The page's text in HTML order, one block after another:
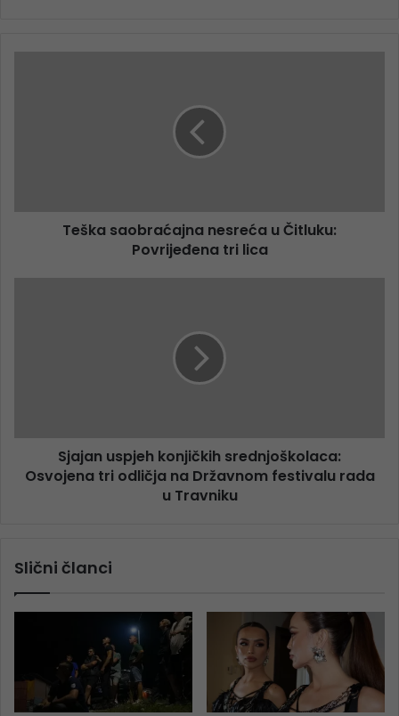
Teška saobraćajna nesreća u Čitluku:
Povrijeđena tri lica
Sjajan uspjeh konjičkih srednjoškolaca:
Osvojena tri odličja na Državnom festivalu rada
u Travniku
Slični članci